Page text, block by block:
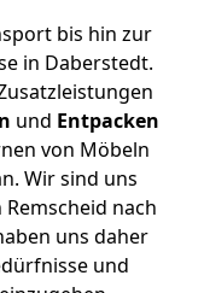
bis hin zur
in Daberstedt.
und Entpacken
von Möbeln
Wir sind uns
nach
uns daher
und